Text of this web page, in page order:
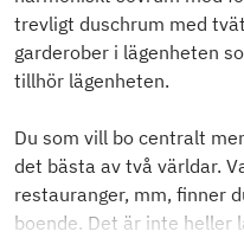
trevligt duschrum med
garderober i lägenheten
tillhör lägenheten.
Du som vill bo centralt
det bästa av två världar.
restauranger, mm, finner
boende. Det är inte heller